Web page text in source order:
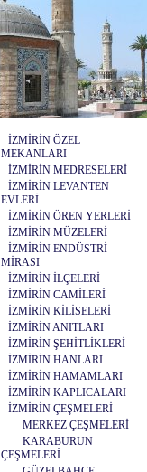
İZMİRİN ÖZEL
MEKANLARI
İZMİRİN MEDRESELERİ
İZMİRİN LEVANTEN
EVLERİ
İZMİRİN ÖREN YERLERİ
İZMİRİN MÜZELERİ
İZMİRİN ENDÜSTRİ
MİRASI
İZMİRİN İLÇELERİ
İZMİRİN CAMİLERİ
İZMİRİN KİLİSELERİ
İZMİRİN ANITLARI
İZMİRİN ŞEHİTLİKLERİ
İZMİRİN HANLARI
İZMİRİN HAMAMLARI
İZMİRİN KAPLICALARI
İZMİRİN ÇEŞMELERİ
MERKEZ ÇEŞMELERİ
KARABURUN
ÇEŞMELERİ